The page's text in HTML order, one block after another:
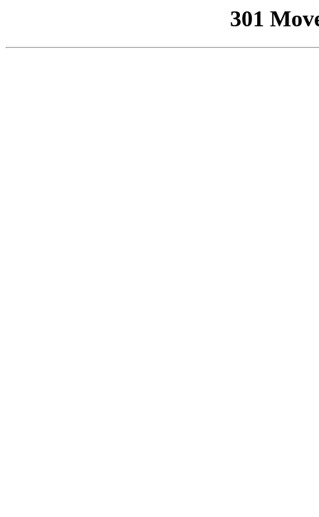
301